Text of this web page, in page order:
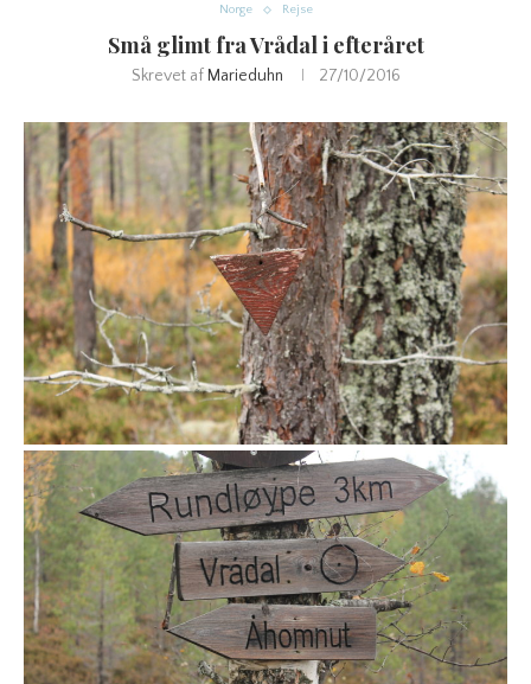
Norge Rejse
Små glimt fra Vrådal i efteråret
Skrevet af Marieduhn 27/10/2016